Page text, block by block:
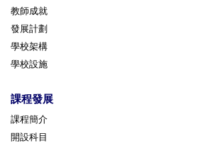
教師成就
發展計劃
學校架構
學校設施
課程發展
課程簡介
開設科目